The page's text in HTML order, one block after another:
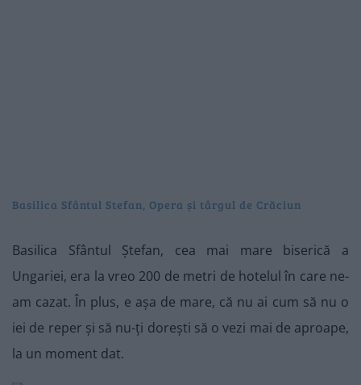
Basilica Sfântul Stefan, Opera și târgul de Crăciun
Basilica Sfântul Ștefan, cea mai mare biserică a
Ungariei, era la vreo 200 de metri de hotelul în care ne-
am cazat. În plus, e așa de mare, că nu ai cum să nu o
iei de reper și să nu-ți dorești să o vezi mai de aproape,
la un moment dat.